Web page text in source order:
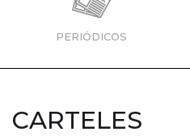
PERIÓDICOS
CARTELES